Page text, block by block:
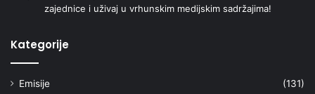
zajednice i uživaj u vrhunskim medijskim sadržajima!
Kategorije
Emisije
(131)